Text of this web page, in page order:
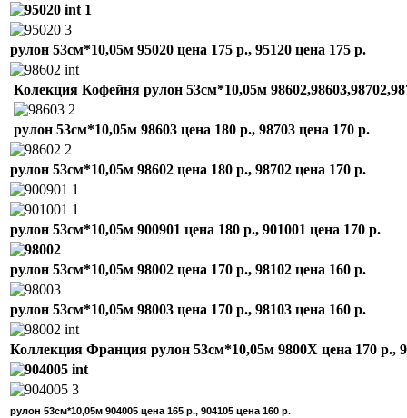
рулон 53см*10,05м 95020 цена 175 р., 95120 цена 175 р.
Колекция Кофейня рулон 53см*10,05м
рулон 53см*10,05м 98603 цена 180 р., 98703 цена 170 р.
рулон 53см*10,05м 98602 цена 180 р., 98702 цена 170 р.
рулон 53см*10,05м 900901 цена 180 р., 901001 цена 170 р.
рулон 53см*10,05м 98002 цена 170 р., 98102 цена 160 р.
рулон 53см*10,05м 98003 цена 170 р., 98103 цена 160 р.
Коллекция Франция рулон 53см*10,05м 9800X цена 170 р.,
рулон 53см*10,05м 904005 цена 165 р., 904105 цена 160 р.